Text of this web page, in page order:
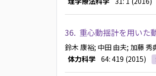
36. 重心動揺計を用いた
鈴木 康裕; 中田 由夫; 加藤 秀
体力科学 64: 419 (2015)